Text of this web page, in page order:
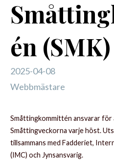
én (SMK)
2025-04-08
Webbmästare
Småttingkommittén ansvarar
Småttingveckorna varje höst.
tillsammans med Fadderiet,
(IMC) och Jynsansvarig.